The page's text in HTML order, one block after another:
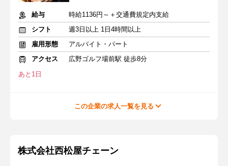
給与
時給1136円～＋交通費規定内支給
シフト
週3日以上 1日4時間以上
雇用形態
アルバイト・パート
アクセス
広野ゴルフ場前駅 徒歩8分
あと1日
この企業の求人一覧を見る
株式会社西松屋チェーン